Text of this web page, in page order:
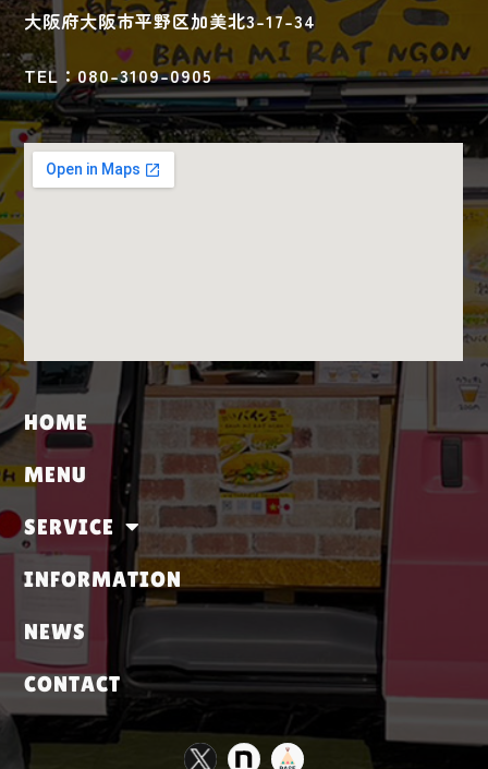
大阪府大阪市平野区加美北3-17-34
TEL：080-3109-0905
HOME
MENU
SERVICE
INFORMATION
NEWS
CONTACT